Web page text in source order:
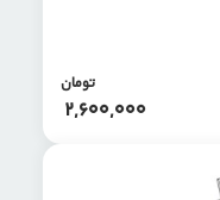
2,600,000
تومان